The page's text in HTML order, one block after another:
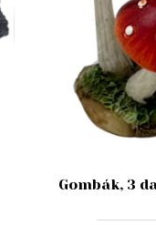
Gombák, 3